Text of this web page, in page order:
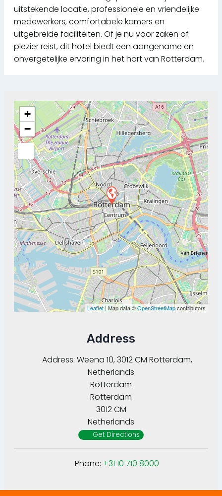
uitstekende locatie, professionele en vriendelijke
medewerkers, comfortabele kamers en
uitgebreide faciliteiten. Of je nu voor zaken of
plezier reist, dit hotel biedt een aangename en
onvergetelijke ervaring in het hart van Rotterdam.
+
−
Leaflet | Map data ©OpenStreetMapcontributors
Address
Address: Weena 10, 3012 CM Rotterdam,
Netherlands
Rotterdam
Rotterdam
3012 CM
Netherlands
Get Directions
Phone: +31 10 710 8000